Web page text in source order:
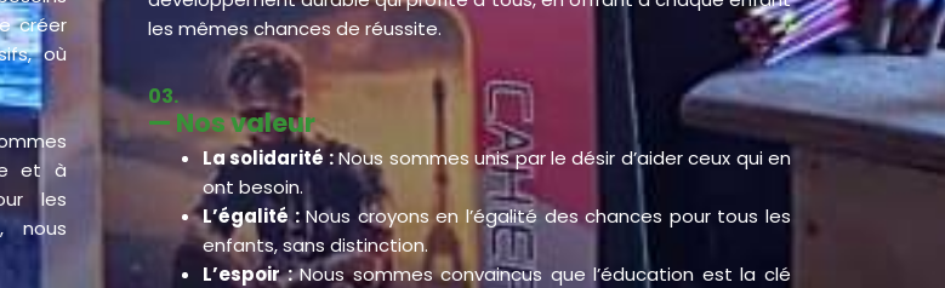
créer
où
et à
les
nous
les mêmes chances de réussite.
03.
— Nos valeur​
La solidarité :Nous sommes unis par le désir d’aider ceux qui en
ont besoin.
L’égalité :Nous croyons en l’égalité des chances pour tous les
enfants, sans distinction.
L’espoir :Nous sommes convaincus que l’éducation est la clé